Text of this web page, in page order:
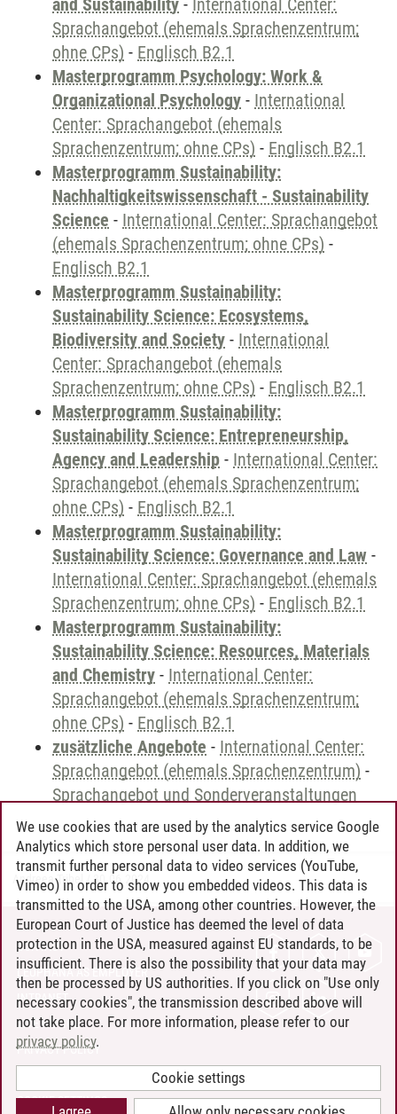
and Sustainability - International Center:
Sprachangebot (ehemals Sprachenzentrum;
ohne CPs) - Englisch B2.1
Masterprogramm Psychology: Work &
Organizational Psychology - International
Center: Sprachangebot (ehemals
Sprachenzentrum; ohne CPs) - Englisch B2.1
Masterprogramm Sustainability:
Nachhaltigkeitswissenschaft - Sustainability
Science - International Center: Sprachangebot
(ehemals Sprachenzentrum; ohne CPs) -
Englisch B2.1
Masterprogramm Sustainability:
Sustainability Science: Ecosystems,
Biodiversity and Society - International
Center: Sprachangebot (ehemals
Sprachenzentrum; ohne CPs) - Englisch B2.1
Masterprogramm Sustainability:
Sustainability Science: Entrepreneurship,
Agency and Leadership - International Center:
Sprachangebot (ehemals Sprachenzentrum;
ohne CPs) - Englisch B2.1
Masterprogramm Sustainability:
Sustainability Science: Governance and Law -
International Center: Sprachangebot (ehemals
Sprachenzentrum; ohne CPs) - Englisch B2.1
Masterprogramm Sustainability:
Sustainability Science: Resources, Materials
and Chemistry - International Center:
Sprachangebot (ehemals Sprachenzentrum;
ohne CPs) - Englisch B2.1
zusätzliche Angebote - International Center:
Sprachangebot (ehemals Sprachenzentrum) -
Sprachangebot und Sonderveranstaltungen
Andreea Tribel 30.06.2024
CONTACT
LEUPHANA AS EMPLOYER
INTRANET
SITE NOTICE
PRIVACY POLICY
COOKIE SETTINGS
We use cookies that are used by the analytics service Google
Analytics which store personal user data. In addition, we
transmit further personal data to video services (YouTube,
Vimeo) in order to show you embedded videos. This data is
transmitted to the USA, among other countries. However, the
European Court of Justice has deemed the level of data
protection in the USA, measured against EU standards, to be
insufficient. There is also the possibility that your data may
then be processed by US authorities. If you click on "Use only
necessary cookies", the transmission described above will
not take place. For more information, please refer to our
privacy policy.
Cookie settings